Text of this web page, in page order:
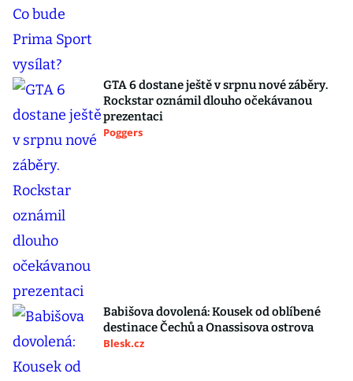
GTA 6 dostane ještě v srpnu nové záběry.
Rockstar oznámil dlouho očekávanou
prezentaci
Poggers
Babišova dovolená: Kousek od oblíbené
destinace Čechů a Onassisova ostrova
Blesk.cz